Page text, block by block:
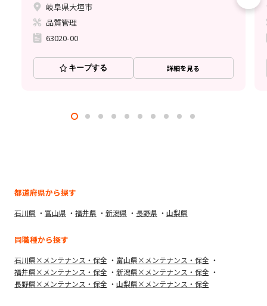
岐阜県大垣市
品質管理
63020-00
キープする 詳細を見る
都道府県から探す
石川県 富山県 福井県 新潟県 長野県 山梨県
同職種から探す
石川県×メンテナンス・保全
富山県×メンテナンス・保全
福井県×メンテナンス・保全
新潟県×メンテナンス・保全
長野県×メンテナンス・保全
山梨県×メンテナンス・保全